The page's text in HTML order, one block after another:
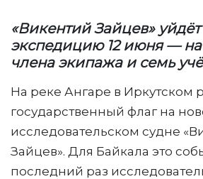
«Викентий Зайцев»
экспедицию 12 июня —
члена экипажа и семь
На реке Ангаре в Иркутском
государственный флаг на
исследовательском судне
Зайцев». Для Байкала это
последний раз